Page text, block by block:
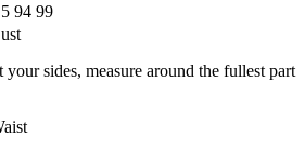
94 99
sides, measure around the fullest part